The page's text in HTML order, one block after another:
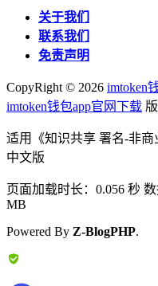
关于我们
联系我们
免责声明
CopyRight © 2026 imtoken
imtoken钱包app官网下载
适用《知识共享 署名-非
中文版
页面加载时长：0.056 秒
MB
Powered By Z-BlogPHP.